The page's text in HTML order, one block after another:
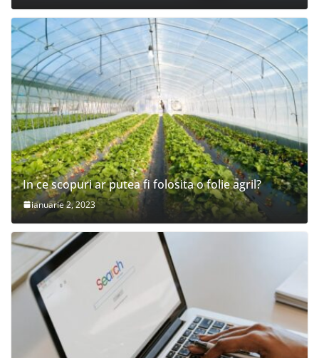
In ce scopuri ar putea fi folosita o folie agril?
ianuarie 2, 2023